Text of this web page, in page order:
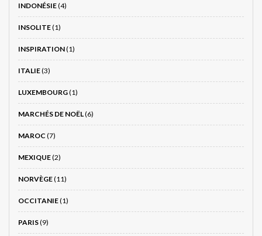
INDONÉSIE(4)
INSOLITE(1)
INSPIRATION(1)
ITALIE(3)
LUXEMBOURG(1)
MARCHÉS DE NOËL(6)
MAROC (7)
MEXIQUE(2)
NORVÈGE(11)
OCCITANIE(1)
PARIS(9)